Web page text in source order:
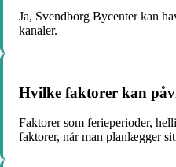
Ja, Svendborg Bycenter kan
kanaler.
Hvilke faktorer kan
Faktorer som ferieperioder,
faktorer, når man planlægger